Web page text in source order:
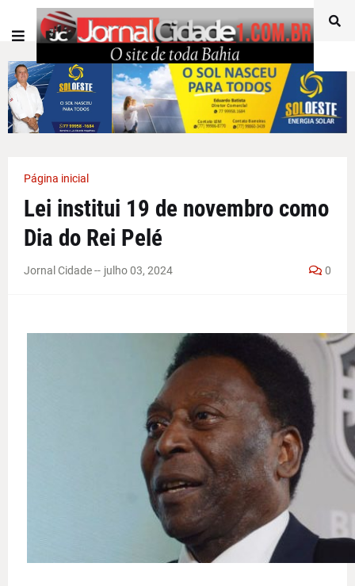
Página inicial
Lei institui 19 de novembro como
Dia do Rei Pelé
Jornal Cidade -- julho 03, 2024 0